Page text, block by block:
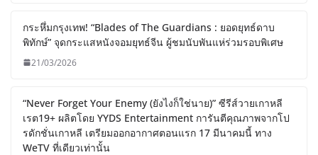
กระหึ่มกรุงเทพ! “Blades of The Guardians : ยอดยุทธ์ดาบ
พิทักษ์” จุดกระแสหนังจอมยุทธ์จีน ผู้ชมนับพันแห่ร่วมรอบพิเศษ
21/03/2026
“Never Forget Your Enemy (ยังไงก็ใช่นาย)” ซีรีส์วายเกาหลี
เรต19+ ผลิตโดย YYDS Entertainment การันตีคุณภาพจากโป
รดักชั่นเกาหลี เตรียมออกอากาศตอนแรก 17 มีนาคมนี้ ทาง
WeTV ที่เดียวเท่านั้น